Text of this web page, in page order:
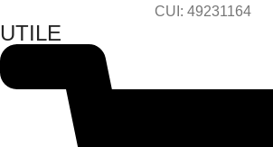
CUI: 49231164
UTILE